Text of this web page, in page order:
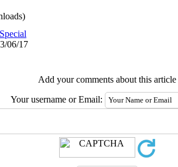
Special
06/17
Add your comments about this article
Your username or Email: